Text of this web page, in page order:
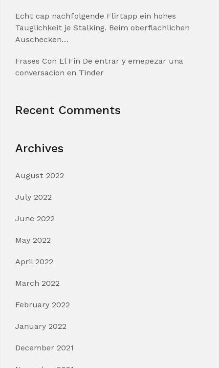
Echt cap nachfolgende Flirtapp ein hohes
Tauglichkeit je Stalking. Beim oberflachlichen
Auschecken…
Frases Con El Fin De entrar y emepezar una
conversacion en Tinder
Recent Comments
Archives
August 2022
July 2022
June 2022
May 2022
April 2022
March 2022
February 2022
January 2022
December 2021